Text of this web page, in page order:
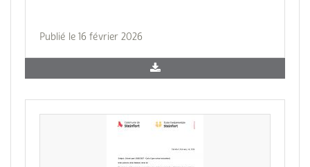
Publié le 16 février 2026